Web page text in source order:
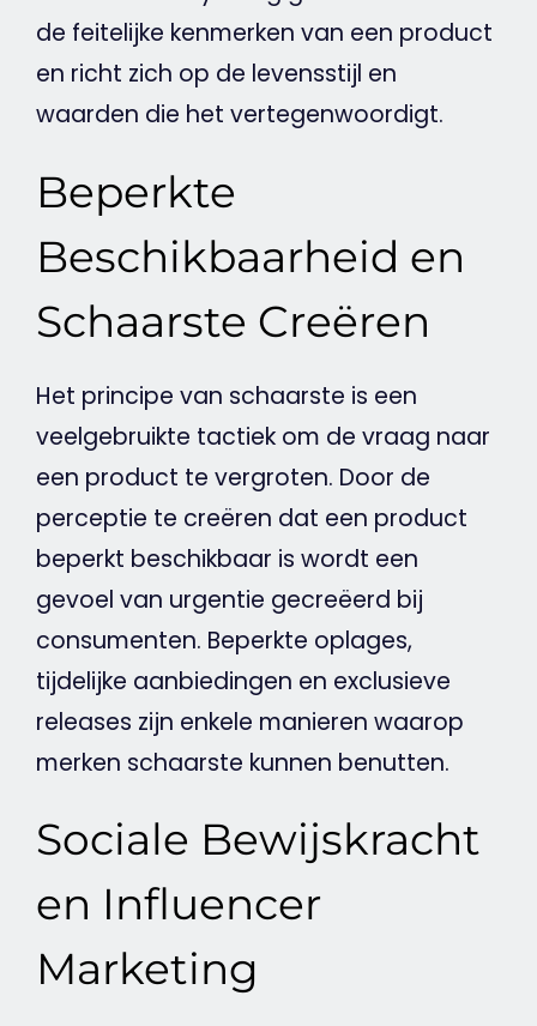
de feitelijke kenmerken van een product
en richt zich op de levensstijl en
waarden die het vertegenwoordigt.
Beperkte
Beschikbaarheid en
Schaarste Creëren
Het principe van schaarste is een
veelgebruikte tactiek om de vraag naar
een product te vergroten. Door de
perceptie te creëren dat een product
beperkt beschikbaar is wordt een
gevoel van urgentie gecreëerd bij
consumenten. Beperkte oplages,
tijdelijke aanbiedingen en exclusieve
releases zijn enkele manieren waarop
merken schaarste kunnen benutten.
Sociale Bewijskracht
en Influencer
Marketing